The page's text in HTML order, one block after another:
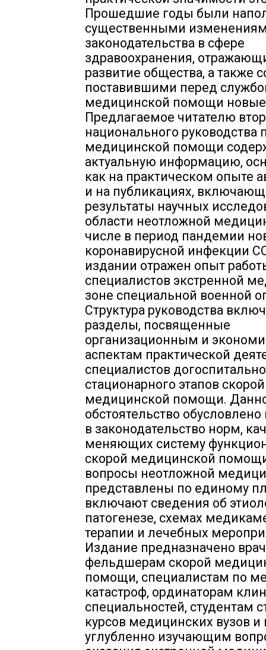
Прошедшие годы были
существенными
законодательства в сфере
здравоохранения,
развитие общества, а также
поставившими перед
медицинской помощи новые
Предлагаемое читателю
национального руководства
медицинской помощи
актуальную информацию,
как на практическом опыте
и на публикациях,
результаты научных
области неотложной
числе в период пандемии
коронавирусной инфекции
издании отражен опыт
специалистов экстренной
зоне специальной военной
Структура руководства
разделы, посвященные
организационным и
аспектам практической
специалистов
стационарного этапов скорой
медицинской помощи.
обстоятельство
в законодательство норм,
меняющих систему
скорой медицинской
вопросы неотложной
представлены по единому
включают сведения об
патогенезе, схемах
терапии и лечебных
Издание предназначено
фельдшерам скорой
помощи, специалистам по
катастроф, ординаторам
специальностей, студентам
курсов медицинских вузов
углубленно изучающим